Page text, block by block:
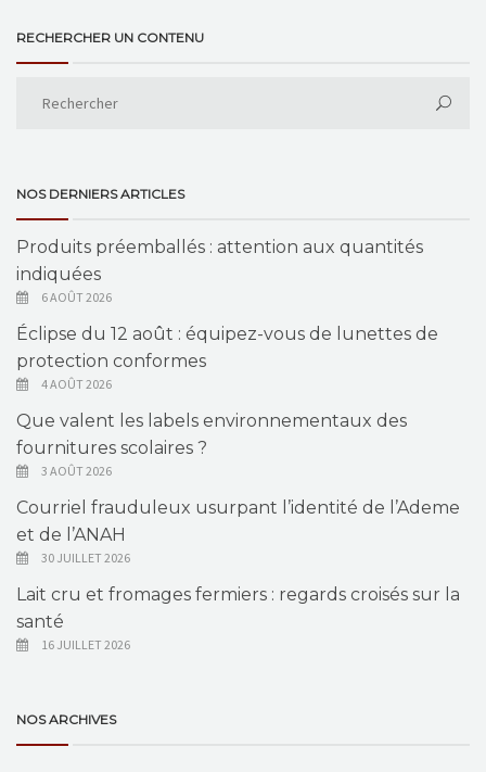
RECHERCHER UN CONTENU
NOS DERNIERS ARTICLES
Produits préemballés : attention aux quantités
indiquées
6 AOÛT 2026
Éclipse du 12 août : équipez-vous de lunettes de
protection conformes
4 AOÛT 2026
Que valent les labels environnementaux des
fournitures scolaires ?
3 AOÛT 2026
Courriel frauduleux usurpant l’identité de l’Ademe
et de l’ANAH
30 JUILLET 2026
Lait cru et fromages fermiers : regards croisés sur la
santé
16 JUILLET 2026
NOS ARCHIVES